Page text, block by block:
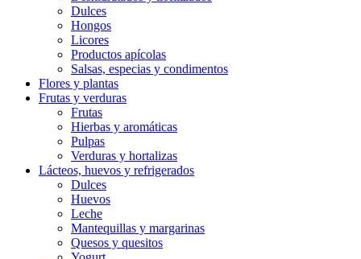
Dulces
Hongos
Licores
Productos apícolas
Salsas, especias y condimentos
Flores y plantas
Frutas y verduras
Frutas
Hierbas y aromáticas
Pulpas
Verduras y hortalizas
Lácteos, huevos y refrigerados
Dulces
Huevos
Leche
Mantequillas y margarinas
Quesos y quesitos